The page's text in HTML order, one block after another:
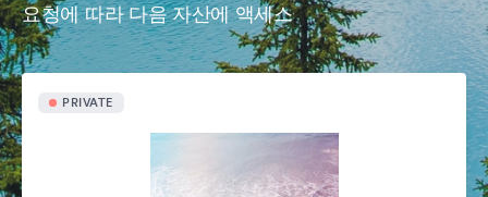
요청에 따라 다음 자산에 액세스
PRIVATE